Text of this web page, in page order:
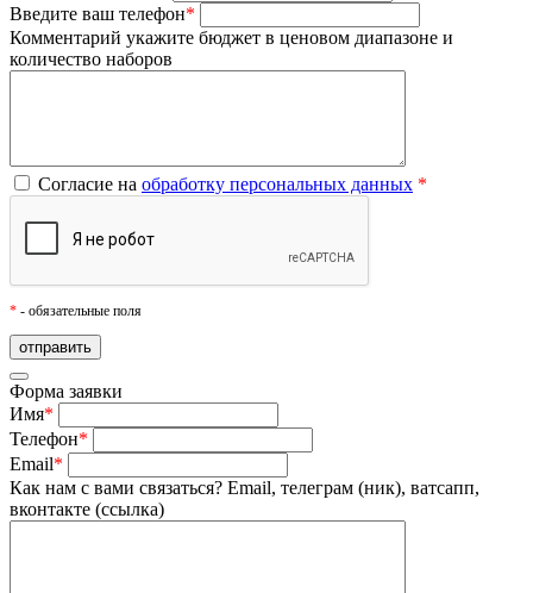
Введите ваш телефон*
Комментарий укажите бюджет в ценовом диапазоне и
количество наборов
Согласие на обработку персональных данных *
* - обязательные поля
Форма заявки
Имя*
Телефон*
Email*
Как нам с вами связаться? Email, телеграм (ник), ватсапп,
вконтакте (ссылка)